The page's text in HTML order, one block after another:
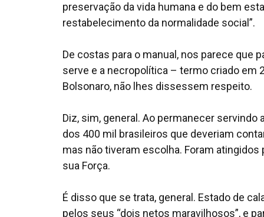
preservação da vida humana e do bem
restabelecimento da normalidade social”.
De costas para o manual, nos parece que
serve e a necropolítica – termo criado em
Bolsonaro, não lhes dissessem respeito.
Diz, sim, general. Ao permanecer
dos 400 mil brasileiros que deveriam
mas não tiveram escolha. Foram atingidos
sua Força.
É disso que se trata, general. Estado de
pelos seus “dois netos maravilhosos”, e